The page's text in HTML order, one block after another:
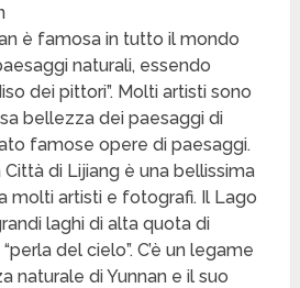
è famosa in tutto il mondo
naturali, essendo
dei pittori”. Molti artisti sono
bellezza dei paesaggi di
famose opere di paesaggi.
Città di Lijiang è una bellissima
molti artisti e fotografi. Il Lago
laghi di alta quota di
del cielo”. C’è un legame
naturale di Yunnan e il suo